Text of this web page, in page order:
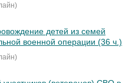
детей из семей
военной операции (36 ч.)